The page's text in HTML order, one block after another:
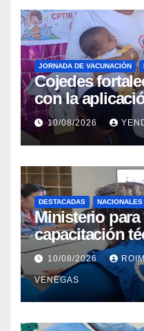
JORNADA DE VACUNACIÓN
Cojedes
con la
dosis en la
Inmunización»
10/08/2026
DESTACADAS NACIONALES
Ministerio
capacitación
Inteligencia
Organización
Salud
10/08/2026
VENEGAS